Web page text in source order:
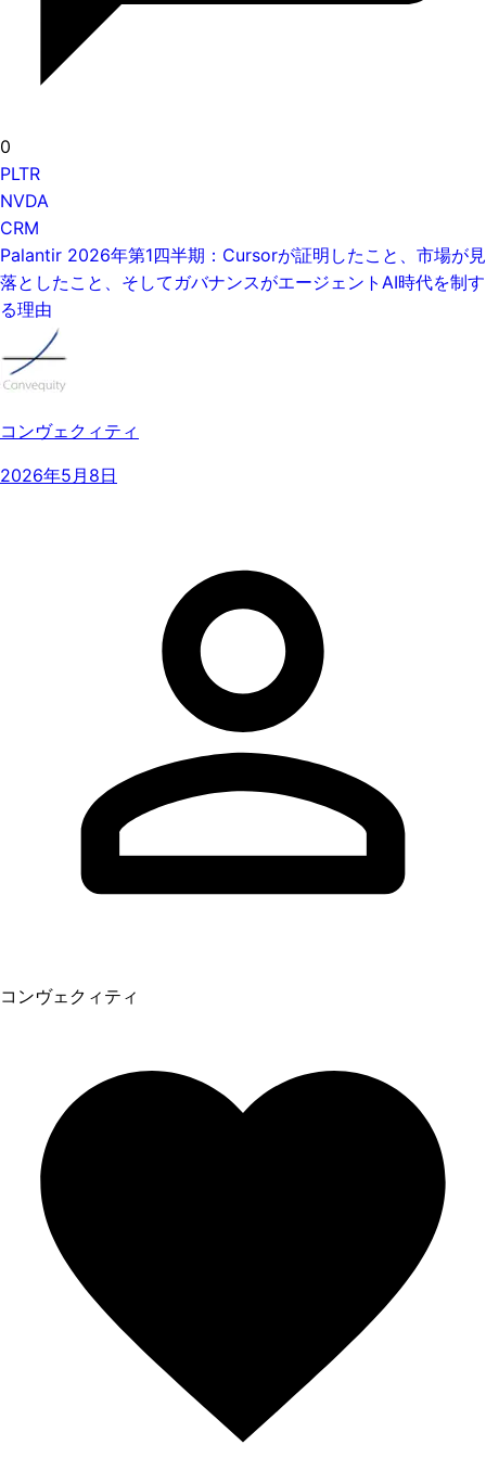
0
PLTR
NVDA
CRM
Palantir 2026年第1四半期：Cursorが証明したこと、市場が見
落としたこと、そしてガバナンスがエージェントAI時代を制す
る理由
コンヴェクィティ
2026年5月8日
コンヴェクィティ